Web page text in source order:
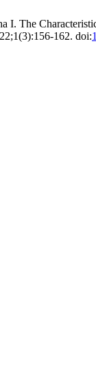
I. The
162. doi: